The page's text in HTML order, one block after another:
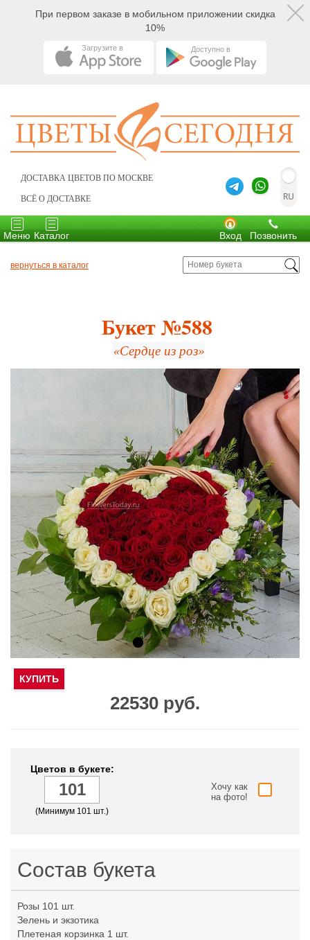
При первом заказе в мобильном приложении скидка
10%
Загрузите в Доступно в
ДОСТАВКА ЦВЕТОВ ПО МОСКВЕ
ВСЁ О ДОСТАВКЕ
Toggle
navigation
Меню
Toggle
navigation
Каталог Позвонить
Вход
вернуться в каталог
Букет №588
«Сердце из роз»
22530 руб.
КУПИТЬ
Цветов в букете:
(Минимум 101 шт.)
Хочу как
на фото!
Состав букета
Розы 101 шт.
Зелень и экзотика
Плетеная корзинка 1 шт.